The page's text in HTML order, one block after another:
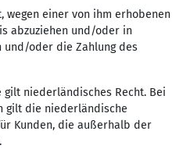
wegen einer von ihm erhobenen
abzuziehen und/oder in
und/oder die Zahlung des
niederländisches Recht. Bei
gilt die niederländische
Kunden, die außerhalb der